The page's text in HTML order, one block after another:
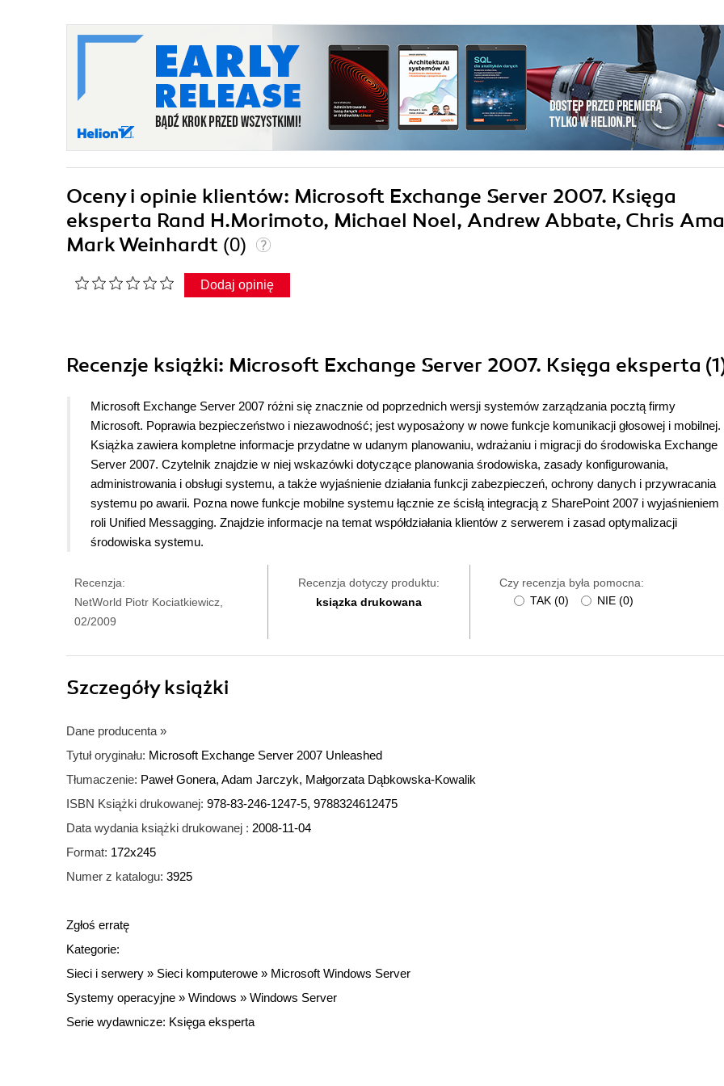
Oceny i opinie klientów: Microsoft Exchange Server 2007. Księga
eksperta Rand H.Morimoto, Michael Noel, Andrew Abbate, Chris
Mark Weinhardt (0)
Dodaj opinię
Recenzje książki: Microsoft Exchange Server 2007. Księga eksperta
Microsoft Exchange Server 2007 różni się znacznie od poprzednich wersji systemów zarządzania pocztą firmy
Microsoft. Poprawia bezpieczeństwo i niezawodność; jest wyposażony w nowe funkcje komunikacji głosowej i mobilnej.
Książka zawiera kompletne informacje przydatne w udanym planowaniu, wdrażaniu i migracji do środowiska Exchange
Server 2007. Czytelnik znajdzie w niej wskazówki dotyczące planowania środowiska, zasady konfigurowania,
administrowania i obsługi systemu, a także wyjaśnienie działania funkcji zabezpieczeń, ochrony danych i przywracania
systemu po awarii. Pozna nowe funkcje mobilne systemu łącznie ze ścisłą integracją z SharePoint 2007 i wyjaśnieniem
roli Unified Messagging. Znajdzie informacje na temat współdziałania klientów z serwerem i zasad optymalizacji
środowiska systemu.
Recenzja:
NetWorld Piotr Kociatkiewicz,
02/2009
Recenzja dotyczy produktu:
ksiązka drukowana
Czy recenzja była pomocna:
TAK (0) NIE (0)
Szczegółyksiążki
Dane producenta »
Tytuł oryginału: Microsoft Exchange Server 2007 Unleashed
Tłumaczenie: Paweł Gonera, Adam Jarczyk, Małgorzata Dąbkowska-Kowalik
ISBN Książki drukowanej: 978-83-246-1247-5, 9788324612475
Data wydania książki drukowanej : 2008-11-04
Format: 172x245
Numer z katalogu: 3925
Zgłoś erratę
Kategorie:
Sieci i serwery » Sieci komputerowe » Microsoft Windows Server
Systemy operacyjne » Windows » Windows Server
Serie wydawnicze: Księga eksperta